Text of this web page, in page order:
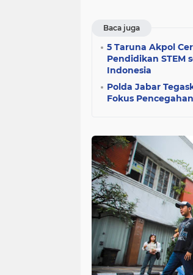
Baca juga
5 Taruna Akpol
Pendidikan STEM
Indonesia
Polda Jabar
Fokus